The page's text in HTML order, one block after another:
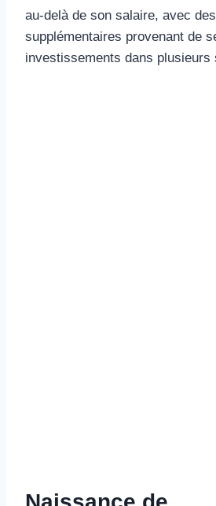
au-delà de son salaire, avec
supplémentaires provenant de
investissements dans plusieurs